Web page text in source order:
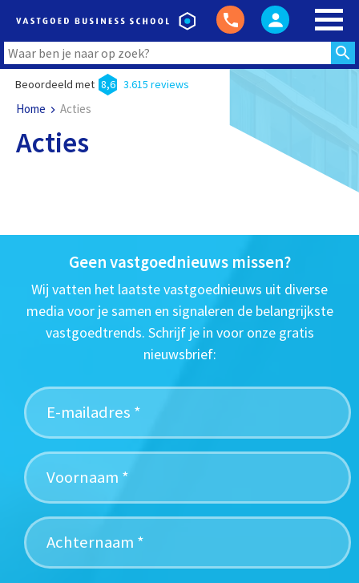
Beoordeeld met 8,6 3.615 reviews
Home Acties
Acties
Geen vastgoednieuws missen?
Wij vatten het laatste vastgoednieuws uit diverse
media voor je samen en signaleren de belangrijkste
vastgoedtrends. Schrijf je in voor onze gratis
nieuwsbrief: